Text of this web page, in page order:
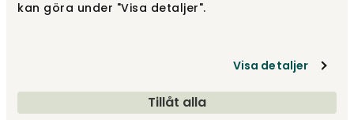
kan göra under "Visa detaljer".
Visa detaljer
Tillåt alla
Sortbejdset Eg
Valnød
6 760 kr